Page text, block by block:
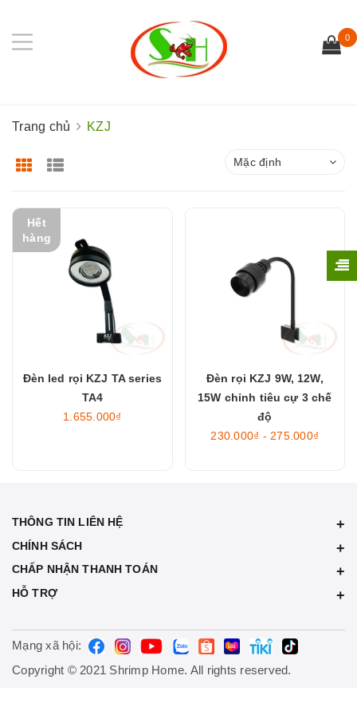
0
Trang chủ KZJ
Mặc định
Hết
hàng
Đèn led rọi KZJ TA series
TA4
1.655.000₫
Đèn rọi KZJ 9W, 12W,
15W chỉnh tiêu cự 3 chế
độ
230.000₫ - 275.000₫
THÔNG TIN LIÊN HỆ
CHÍNH SÁCH
CHẤP NHẬN THANH TOÁN
HỖ TRỢ
Mạng xã hội:
Copyright © 2021 Shrimp Home. All rights reserved.